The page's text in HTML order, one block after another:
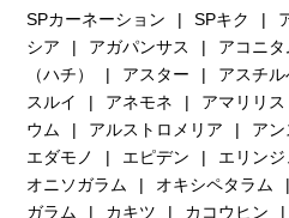
SPカーネーション
SPキク
シア
アガパンサス アコニタ
（ハチ）
アスター アスチル
スルイ
アネモネ アマリリ
ウム
アルストロメリア ア
エダモノ
エピデン エリン
オニソガラム
オキシペタラム
ガラム
カキツ カコウヒン